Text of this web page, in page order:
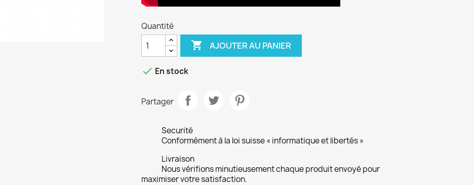
Quantité
 AJOUTER AU PANIER
 En stock
Partager
Securité
Conformément à la loi suisse « informatique et libertés »
Livraison
Nous vérifions minutieusement chaque produit envoyé pour
maximiser votre satisfaction.